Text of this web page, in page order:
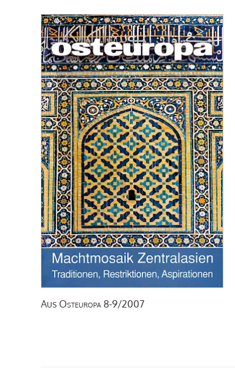
Aus Osteuropa 8-9/2007